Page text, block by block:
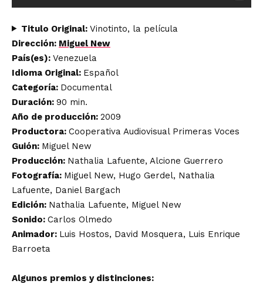
Titulo Original: Vinotinto, la película
Dirección: Miguel New
País(es): Venezuela
Idioma Original: Español
Categoría: Documental
Duración: 90 min.
Año de producción: 2009
Productora: Cooperativa Audiovisual Primeras Voces
Guión: Miguel New
Producción: Nathalia Lafuente, Alcione Guerrero
Fotografía: Miguel New, Hugo Gerdel, Nathalia
Lafuente, Daniel Bargach
Edición: Nathalia Lafuente, Miguel New
Sonido: Carlos Olmedo
Animador: Luis Hostos, David Mosquera, Luis Enrique
Barroeta
Algunos premios y distinciones: